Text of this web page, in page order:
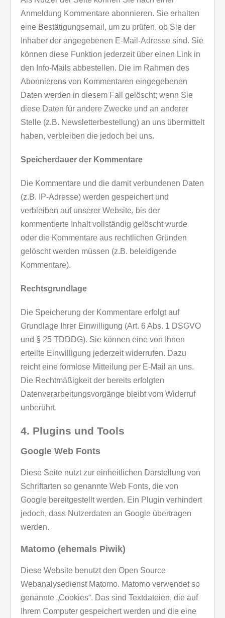
Anmeldung Kommentare abonnieren. Sie erhalten
eine Bestätigungsemail, um zu prüfen, ob Sie der
Inhaber der angegebenen E-Mail-Adresse sind. Sie
können diese Funktion jederzeit über einen Link in
den Info-Mails abbestellen. Die im Rahmen des
Abonnierens von Kommentaren eingegebenen
Daten werden in diesem Fall gelöscht; wenn Sie
diese Daten für andere Zwecke und an anderer
Stelle (z.B. Newsletterbestellung) an uns übermittelt
haben, verbleiben die jedoch bei uns.
Speicherdauer der Kommentare
Die Kommentare und die damit verbundenen Daten
(z.B. IP-Adresse) werden gespeichert und
verbleiben auf unserer Website, bis der
kommentierte Inhalt vollständig gelöscht wurde
oder die Kommentare aus rechtlichen Gründen
gelöscht werden müssen (z.B. beleidigende
Kommentare).
Rechtsgrundlage
Die Speicherung der Kommentare erfolgt auf
Grundlage Ihrer Einwilligung (Art. 6 Abs. 1 DSGVO
und § 25 TDDDG). Sie können eine von Ihnen
erteilte Einwilligung jederzeit widerrufen. Dazu
reicht eine formlose Mitteilung per E-Mail an uns.
Die Rechtmäßigkeit der bereits erfolgten
Datenverarbeitungsvorgänge bleibt vom Widerruf
unberührt.
4. Plugins und Tools
Google Web Fonts
Diese Seite nutzt zur einheitlichen Darstellung von
Schriftarten so genannte Web Fonts, die von
Google bereitgestellt werden. Ein Plugin verhindert
jedoch, dass Nutzerdaten an Google übertragen
werden.
Matomo (ehemals Piwik)
Diese Website benutzt den Open Source
Webanalysedienst Matomo. Matomo verwendet so
genannte „Cookies“. Das sind Textdateien, die auf
Ihrem Computer gespeichert werden und die eine